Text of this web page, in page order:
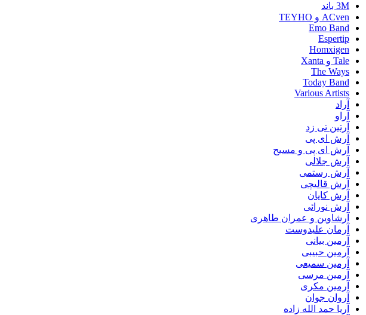
3M باند
ACven و TEYHO
Emo Band
Espertip
Homxigen
Tale و Xanta
The Ways
Today Band
Various Artists
آراد
آراو
آرتین تی زد
آرش ای پی
آرش ای پی و مسیح
آرش جلالی
آرش رستمی
آرش قالیچی
آرش کایان
آرش نورائی
آرشاوین و عمران طاهری
آرمان علیدوست
آرمین بیانی
آرمین حبیبی
آرمین سمیعی
آرمین مرسی
آرمین مکری
آروان جوان
آریا حمد الله زاده